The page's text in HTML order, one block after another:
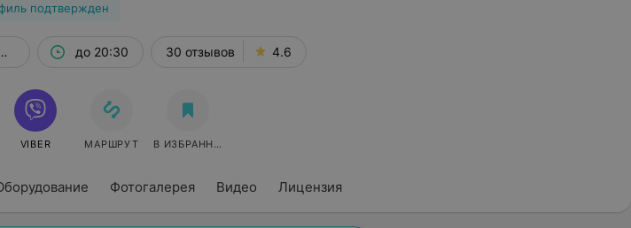
подтвержден
Фотогалерея Видео Лицензия
до 20:30 30 отзывов 4.6
VIBER МАРШРУТ В ИЗБРАННОЕ